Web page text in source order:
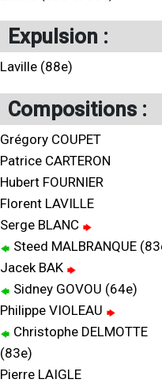
Expulsion :
Laville (88e)
Compositions :
Grégory COUPET
Patrice CARTERON
Hubert FOURNIER
Florent LAVILLE
Serge BLANC
Steed MALBRANQUE
Jacek BAK
Sidney GOVOU (64e)
Philippe VIOLEAU
Christophe DELMOTTE
(83e)
Pierre LAIGLE